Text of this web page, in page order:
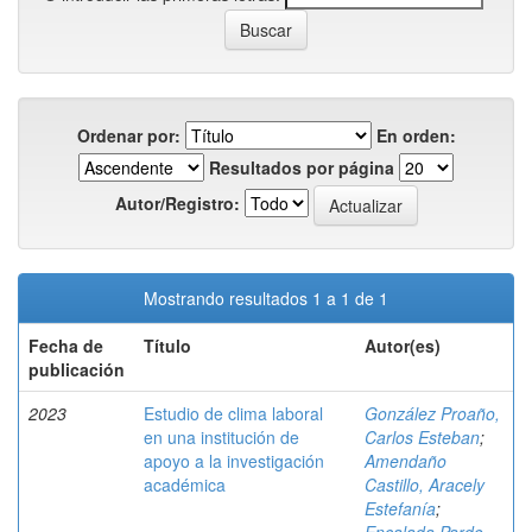
Ordenar por:
En orden:
Resultados por página
Autor/Registro:
Mostrando resultados 1 a 1 de 1
Fecha de
publicación
Título Autor(es)
2023
Estudio de clima laboral
en una institución de
apoyo a la investigación
académica
González Proaño,
Carlos Esteban;
Amendaño
Castillo, Aracely
Estefanía;